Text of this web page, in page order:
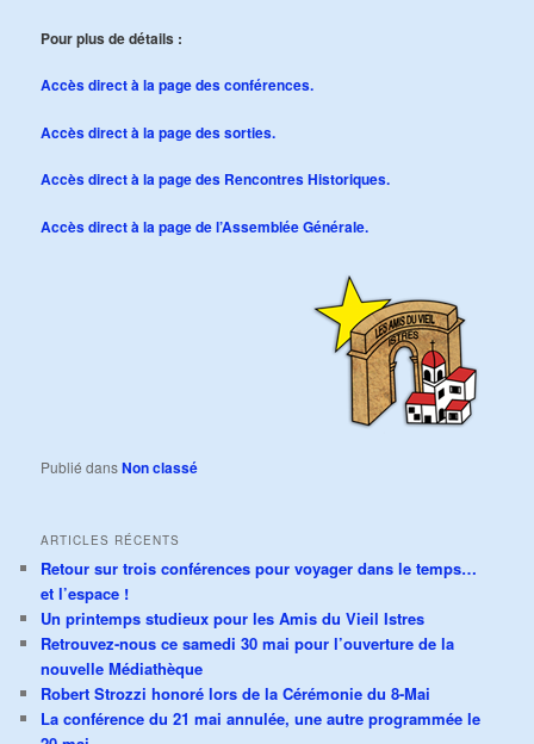
Pour plus de détails :
Accès direct à la page des conférences.
Accès direct à la page des sorties.
Accès direct à la page des Rencontres Historiques.
Accès direct à la page de l’Assemblée Générale.
Publié dansNon classé
ARTICLES RÉCENTS
Retour sur trois conférences pour voyager dans le temps…
et l’espace !
Un printemps studieux pour les Amis du Vieil Istres
Retrouvez-nous ce samedi 30 mai pour l’ouverture de la
nouvelle Médiathèque
Robert Strozzi honoré lors de la Cérémonie du 8-Mai
La conférence du 21 mai annulée, une autre programmée le